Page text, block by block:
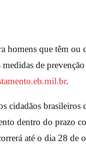
homens que têm ou
medidas de
.
cidadãos
dentro do prazo
até o dia 28 de